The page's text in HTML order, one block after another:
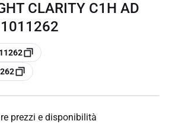
CLARITY C1H AD
prezzi e disponibilità